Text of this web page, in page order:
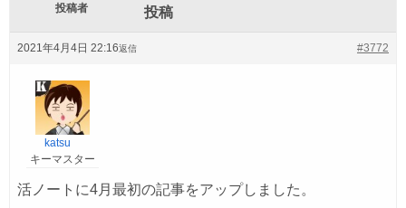
投稿者 投稿
2021年4月4日 22:16 #3772
返信
katsu
キーマスター
活ノートに4月最初の記事をアップしました。